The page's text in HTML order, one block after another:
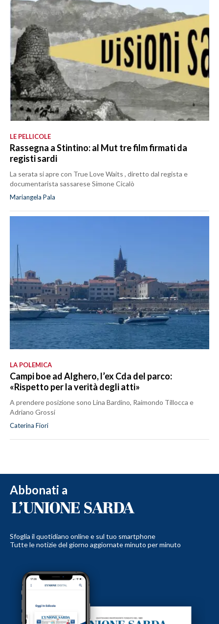
LE PELLICOLE
Rassegna a Stintino: al Mut tre film firmati da
registi sardi
La serata si apre con True Love Waits , diretto dal regista e
documentarista sassarese Simone Cicalò
Mariangela Pala
LA POLEMICA
Campi boe ad Alghero, l’ex Cda del parco:
«Rispetto per la verità degli atti»
A prendere posizione sono Lina Bardino, Raimondo Tillocca e
Adriano Grossi
Caterina Fiori
Abbonati a
Sfoglia il quotidiano online e sul tuo smartphone
Tutte le notizie del giorno aggiornate minuto per minuto